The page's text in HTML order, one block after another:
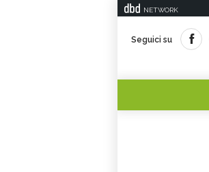
NETWORK
Seguici su